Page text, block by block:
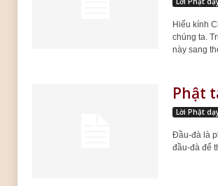
Hiếu kính
chúng ta.
này sang
Phật
Lời Phật
Đầu-đà là
đầu-đà để